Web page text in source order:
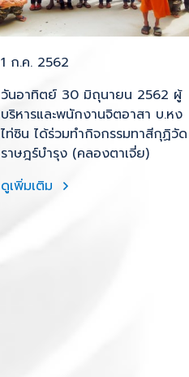
1 ก.ค. 2562
วันอาทิตย์ 30 มิถุนายน 2562 ผู้
บริหารและพนักงานจิตอาสา บ.หง
ไท่ซิน ได้ร่วมทำกิจกรรมทาสีกุฏิวัด
ราษฎร์บำรุง (คลองตาเจี่ย)
ดูเพิ่มเติม